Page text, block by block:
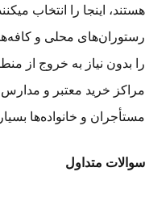
اینجا را انتخاب
محلی و
بدون نیاز به خروج از
خرید معتبر و مدارس
و خانواده‌ها
متداول